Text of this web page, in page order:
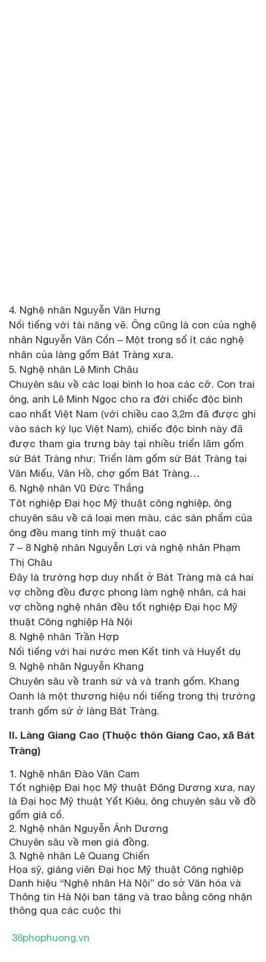
4. Nghệ nhân Nguyễn Văn Hưng
Nổi tiếng với tài năng vẽ. Ông cũng là con của nghệ
nhân Nguyễn Văn Cổn – Một trong số ít các nghệ
nhân của làng gốm Bát Tràng xưa.
5. Nghệ nhân Lê Minh Châu
Chuyên sâu về các loại bình lo hoa các cỡ. Con trai
ông, anh Lê Minh Ngọc cho ra đời chiếc độc bình
cao nhất Việt Nam (với chiều cao 3,2m đã được ghi
vào sách kỷ lục Việt Nam), chiếc độc bình này đã
được tham gia trưng bày tại nhiều triển lãm gốm
sứ Bát Tràng như: Triển làm gốm sứ Bát Tràng tại
Văn Miếu, Vân Hồ, chợ gốm Bát Tràng…
6. Nghệ nhân Vũ Đức Thắng
Tôt nghiệp Đại học Mỹ thuật công nghiệp, ông
chuyên sâu về cá loại men màu, các sản phẩm của
ông đều mang tính mỹ thuật cao
7 – 8 Nghệ nhân Nguyễn Lợi và nghệ nhân Phạm
Thị Châu
Đây là trường hợp duy nhất ở Bát Tràng mà cả hai
vợ chồng đều được phong làm nghệ nhân, cả hai
vợ chồng nghệ nhân đều tốt nghiệp Đại học Mỹ
thuật Công nghiệp Hà Nội
8. Nghệ nhân Trần Hợp
Nổi tiếng với hai nước men Kết tinh và Huyết dụ
9. Nghệ nhân Nguyễn Khang
Chuyên sâu về tranh sứ và và tranh gốm. Khang
Oanh là một thương hiệu nổi tiếng trong thị trường
tranh gốm sứ ở làng Bát Tràng.
II. Làng Giang Cao (Thuộc thôn Giang Cao, xã Bát
Tràng)
Nghệ nhân Đào Văn Cam
Tốt nghiệp Đại học Mỹ thuật Đông Dương xưa, nay
là Đại học Mỹ thuật Yết Kiêu, ông chuyên sâu về đồ
gốm giả cổ.
2. Nghệ nhân Nguyễn Ánh Dương
Chuyên sâu về men giả đồng.
3. Nghệ nhân Lê Quang Chiến
Họa sỹ, giảng viên Đại học Mỹ thuật Công nghiệp
Danh hiệu “Nghệ nhân Hà Nội” do sở Văn hóa và
Thông tin Hà Nội ban tặng và trao bằng công nhận
thông qua các cuộc thi
36phophuong.vn